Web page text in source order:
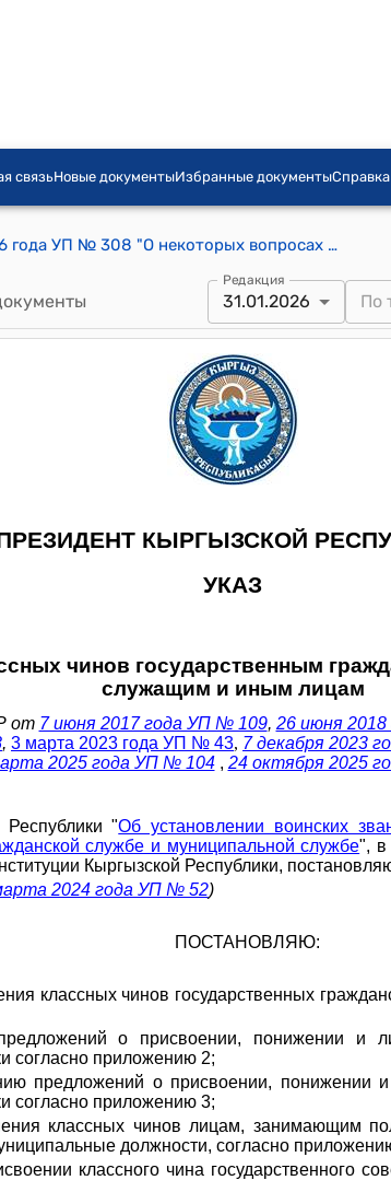
связьНовые документыИзбранные документыСправка
Указ Президента КР от 30 декабря 2016 года УП № 308 "О некоторых вопросах в сфере государственной и муниципальной службы"
Редакция
31.01.2026